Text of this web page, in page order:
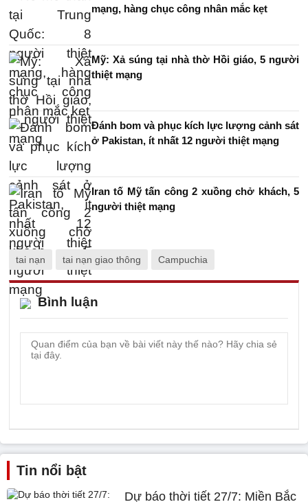
mạng, hàng chục công nhân mắc kẹt
Mỹ: Xả súng tại nhà thờ Hồi giáo, 5 người
thiệt mạng
Đánh bom và phục kích lực lượng cảnh sát
ở Pakistan, ít nhất 12 người thiệt mạng
Iran tố Mỹ tấn công 2 xuồng chở khách, 5
người thiệt mạng
tai nạn tai nạn giao thông Campuchia
Bình luận
Tin nổi bật
Dự báo thời tiết 27/7: Miền Bắc